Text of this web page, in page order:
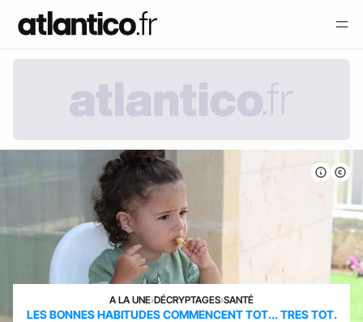
A LA UNE›DÉCRYPTAGES›SANTÉ
LES BONNES HABITUDES COMMENCENT TOT... TRES TOT.